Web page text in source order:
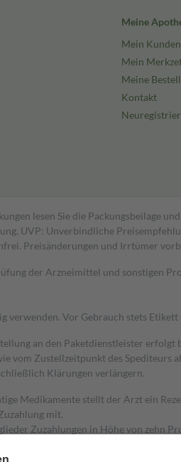
Meine
Mein
Mein
Meine
Kontakt
lesen Sie die Packungsbeilage
UVP: Unverbindliche
Preisänderungen und Irrtümer
der Arzneimittel und sonstigen
verwenden. Vor Gebrauch stets
an den Paketdienstleister
vom Zustellzeitpunkt des Spediteurs
Klärungen verlängern.
Medikamente stellt der Arzt ein
mit.
Zuzahlungen in Höhe von zehn
auch für Online-Apotheken.